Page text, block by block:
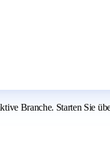
Branche. Starten Sie